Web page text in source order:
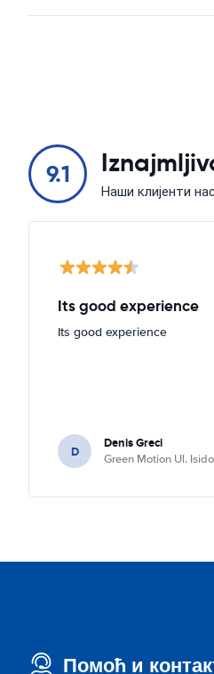
9.1
Наши клијенти
Its good experience
Its good experience
D Denis Greci
Green Motion Ul.
Помоћ и